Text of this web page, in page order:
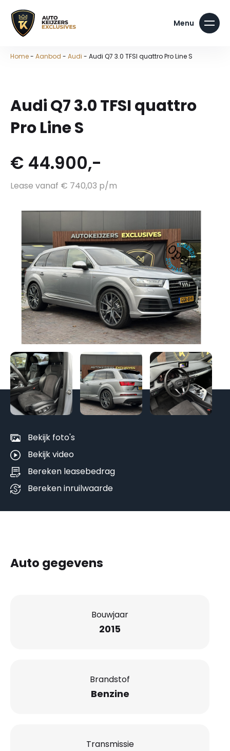
Home- Aanbod - Audi - Audi Q7 3.0 TFSI quattro Pro Line S
Audi Q7 3.0 TFSI quattro
Pro Line S
€ 44.900,-
Lease vanaf € 740,03 p/m
Bekijk foto's
Bekijk video
Bereken leasebedrag
Bereken inruilwaarde
Auto gegevens
Bouwjaar
2015
Brandstof
Benzine
Transmissie